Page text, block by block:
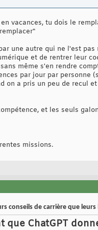
vacances, tu dois le
une autre qui ne l'est pas
et de rentrer leur
même s'en rendre
par jour par personne
on a pris un peu de recul
et les seuls
missions.
conseils de carrière que leurs
ChatGPT